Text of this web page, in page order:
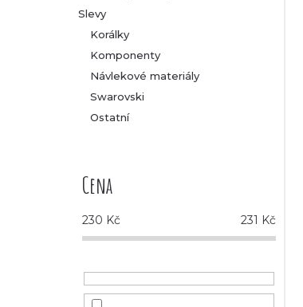
Slevy
Korálky
Komponenty
Návlekové materiály
Swarovski
Ostatní
Cena
230 Kč 231 Kč